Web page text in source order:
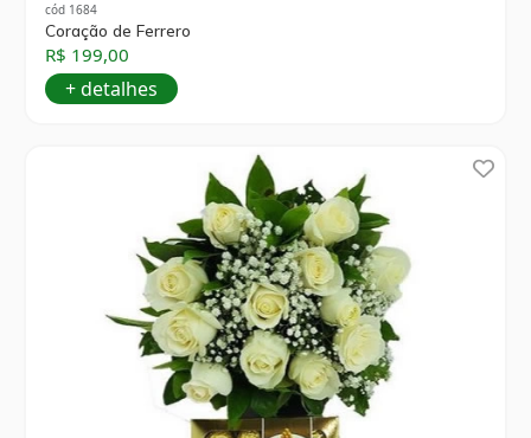
cód 1684
Coração de Ferrero
R$ 199,00
+ detalhes